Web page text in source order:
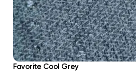
Favorite Cool Grey